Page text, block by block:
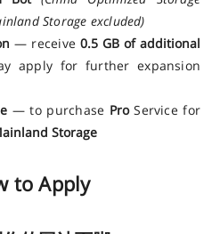
Storage excluded)
— receive0.5 GB of additional
apply for further expansion
— to purchase ProService for
Storage
to Apply